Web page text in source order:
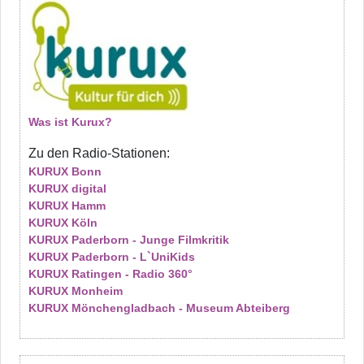
Was ist Kurux?
Zu den Radio-Stationen:
KURUX Bonn
KURUX digital
KURUX Hamm
KURUX Köln
KURUX Paderborn - Junge Filmkritik
KURUX Paderborn - L`UniKids
KURUX Ratingen - Radio 360°
KURUX Monheim
KURUX Mönchengladbach - Museum Abteiberg